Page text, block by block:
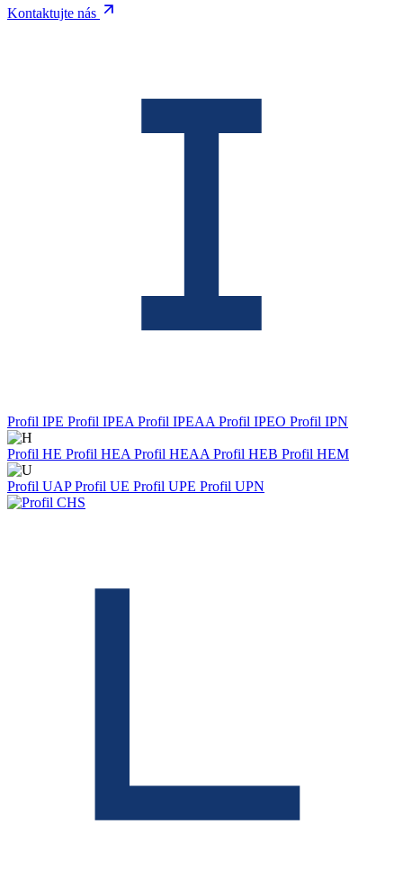
Kontaktujte nás
Profil IPE Profil IPEA Profil IPEAA Profil IPEO Profil IPN
Profil HE Profil HEA Profil HEAA Profil HEB Profil HEM
Profil UAPProfil UE Profil UPE Profil UPN